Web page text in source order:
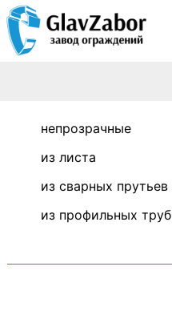
непрозрачные
из листа
из сварных прутьев
из профильных труб